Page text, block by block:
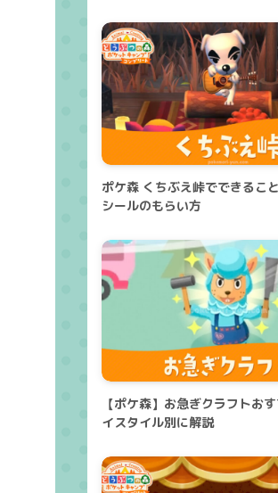
ポケ森 くちぶえ峠でできるこ
シールのもらい方
【ポケ森】お急ぎクラフトお
イスタイル別に解説